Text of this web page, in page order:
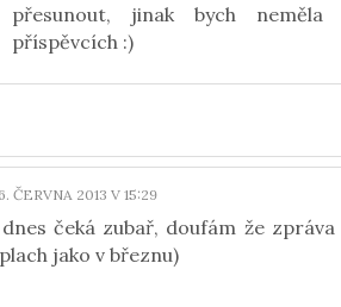
přesunout, jinak bych
příspěvcích :)
ČERVNA 2013 V 15:29
čeká zubař, doufám že
jako v březnu)